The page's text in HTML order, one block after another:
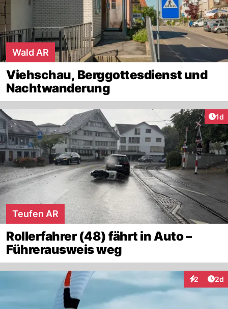
Wald AR
Viehschau, Berggottesdienst und
Nachtwanderung
1d
Teufen AR
Rollerfahrer (48) fährt in Auto –
Führerausweis weg
2 2d